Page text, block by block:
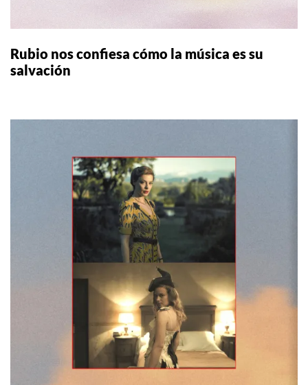
Rubio nos confiesa cómo la música es su
salvación